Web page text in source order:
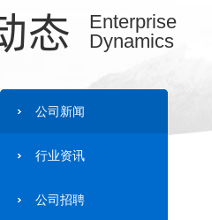
态
Enterprise
Dynamics
公司新闻
行业资讯
公司招聘